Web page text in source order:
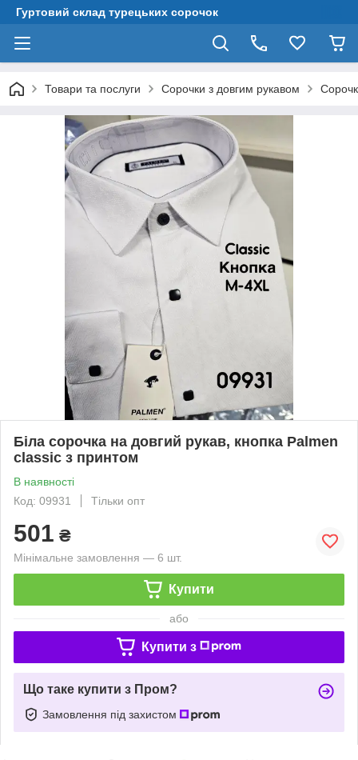
Гуртовий склад турецьких сорочок
Товари та послуги Сорочки з довгим рукавом
Біла сорочка на довгий рукав, кнопка Palmen
classic з принтом
В наявності
Код: 09931
Тільки опт
501 ₴
Мінімальне замовлення — 6 шт.
Купити
або
Купити з
Що таке купити з Пром?
Замовлення під захистом